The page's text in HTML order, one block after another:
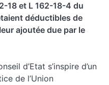
18 et L 162-18-4 du
déductibles de
ajoutée due par le
d’Etat s’inspire d’un
de l’Union